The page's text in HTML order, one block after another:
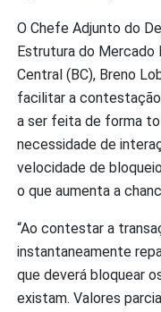
O Chefe Adjunto do
Estrutura do Mercado
Central (BC), Breno
facilitar a contestação
a ser feita de forma
necessidade de
velocidade de
o que aumenta a
“Ao contestar a
instantaneamente
que deverá bloquear
existam. Valores